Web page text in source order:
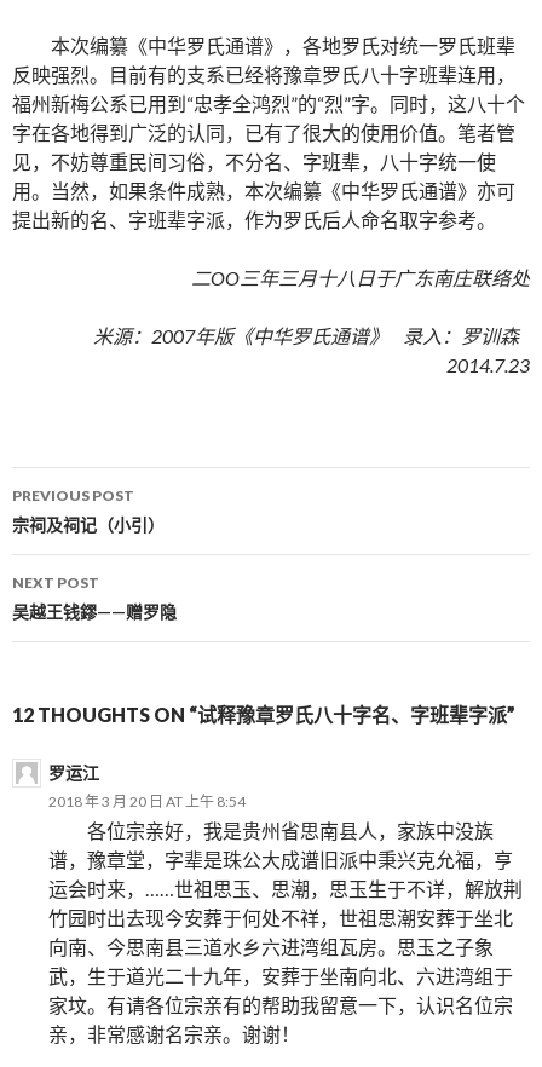
本次编纂《中华罗氏通谱》，各地罗氏对统一罗氏班辈
反映强烈。目前有的支系已经将豫章罗氏八十字班辈连用，
福州新梅公系已用到“忠孝全鸿烈”的“烈”字。同时，这八十个
字在各地得到广泛的认同，已有了很大的使用价值。笔者管
见，不妨尊重民间习俗，不分名、字班辈，八十字统一使
用。当然，如果条件成熟，本次编纂《中华罗氏通谱》亦可
提出新的名、字班辈字派，作为罗氏后人命名取字参考。
二OO三年三月十八日于广东南庄联络处
米源：2007年版《中华罗氏通谱》 录入：罗训森
2014.7.23
Post navigation
PREVIOUS POST
宗祠及祠记（小引）
NEXT POST
吴越王钱鏐——赠罗隐
12 THOUGHTS ON “试释豫章罗氏八十字名、字班辈字派”
罗运江
2018 年 3 月 20 日 AT 上午 8:54
各位宗亲好，我是贵州省思南县人，家族中没族
谱，豫章堂，字辈是珠公大成谱旧派中秉兴克允福，亨
运会时来，……世祖思玉、思潮，思玉生于不详，解放荆
竹园时出去现今安葬于何处不祥，世祖思潮安葬于坐北
向南、今思南县三道水乡六进湾组瓦房。思玉之子象
武，生于道光二十九年，安葬于坐南向北、六进湾组于
家坟。有请各位宗亲有的帮助我留意一下，认识名位宗
亲，非常感谢名宗亲。谢谢！